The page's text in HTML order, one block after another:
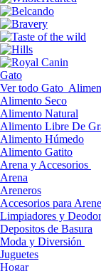
Gato
Ver todo Gato
Alimento Seco
Alimento Natural
Alimento Libre De
Alimento Húmedo
Alimento Gatito
Arena y Accesorios
Arena
Areneros
Accesorios para
Limpiadores y
Depositos de Basura
Moda y Diversión
Juguetes
Hogar